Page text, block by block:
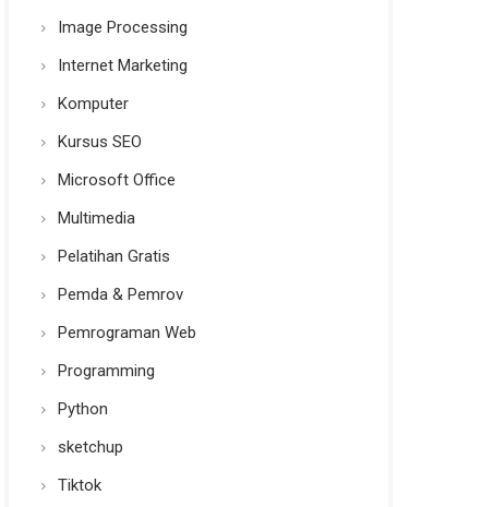
Image Processing
Internet Marketing
Komputer
Kursus SEO
Microsoft Office
Multimedia
Pelatihan Gratis
Pemda & Pemrov
Pemrograman Web
Programming
Python
sketchup
Tiktok